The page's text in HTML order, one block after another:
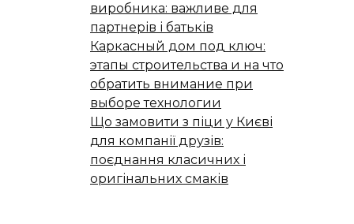
виробника: важливе для
партнерів і батьків
Каркасный дом под ключ:
этапы строительства и на что
обратить внимание при
выборе технологии
Що замовити з піци у Києві
для компанії друзів:
поєднання класичних і
оригінальних смаків